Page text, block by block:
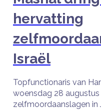
hervatting
Israël
Topfunctionaris van
woensdag 28
zelfmoordaanslagen in